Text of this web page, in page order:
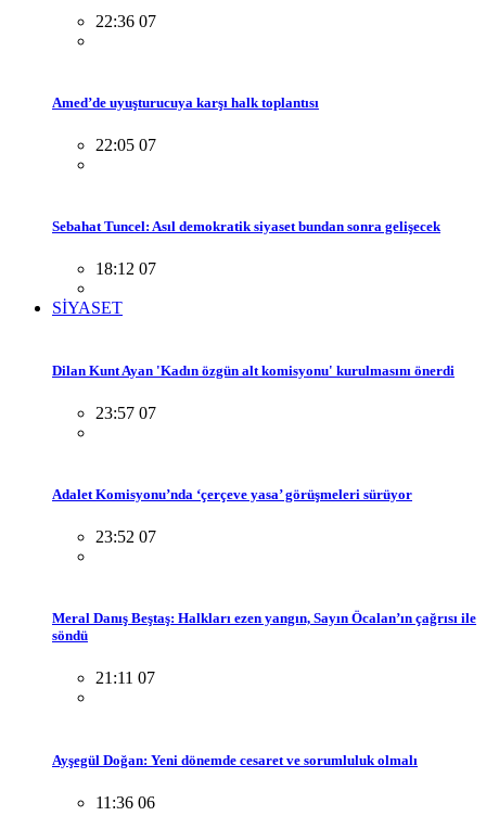
22:36 07
Amed’de uyuşturucuya karşı halk toplantısı
22:05 07
Sebahat Tuncel: Asıl demokratik siyaset bundan sonra gelişecek
18:12 07
SİYASET
Dilan Kunt Ayan 'Kadın özgün alt komisyonu' kurulmasını önerdi
23:57 07
Adalet Komisyonu’nda ‘çerçeve yasa’ görüşmeleri sürüyor
23:52 07
Meral Danış Beştaş: Halkları ezen yangın, Sayın Öcalan’ın çağrısı ile
söndü
21:11 07
Ayşegül Doğan: Yeni dönemde cesaret ve sorumluluk olmalı
11:36 06